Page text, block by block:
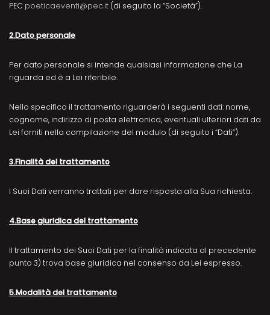
PEC poeticaeventi@pec.it (di seguito la “Società”).
2.Dato personale
Per dato personale si intende qualsiasi informazione che La
riguarda ed è a Lei riferibile.
Nello specifico il trattamento riguarderà i seguenti dati: nome,
cognome, indirizzo di posta elettronica, eventuali ulteriori dati da
Lei forniti nella compilazione del modulo (di seguito i “Dati”).
3.Finalità del trattamento
I Suoi Dati verranno trattati per dare risposta alla Sua richiesta.
4.Base giuridica del trattamento
Il trattamento dei Suoi Dati per la finalità indicata al precedente
punto 3) trova base giuridica nel consenso da Lei espresso.
5.Modalità del trattamento